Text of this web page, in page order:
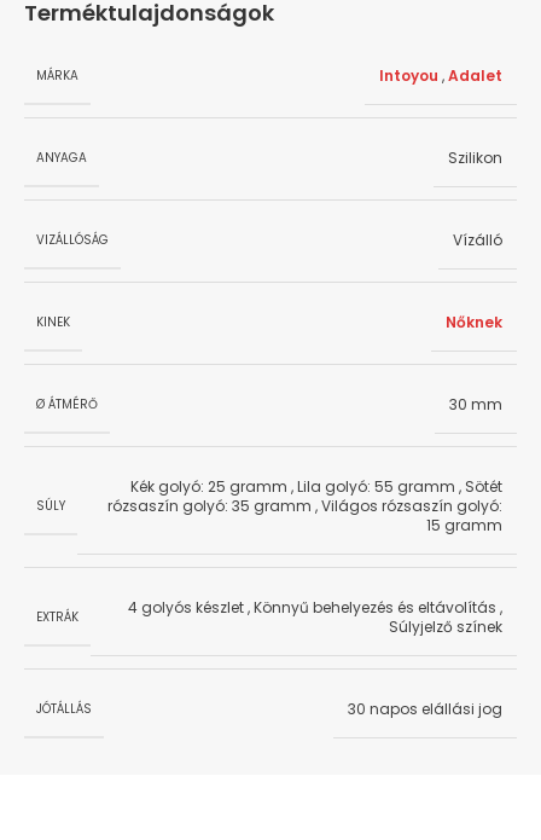
Terméktulajdonságok
MÁRKA Intoyou ,Adalet
ANYAGA Szilikon
VIZÁLLÓSÁG Vízálló
KINEK Nőknek
Ø ÁTMÉRŐ 30 mm
SÚLY
Kék golyó: 25 gramm ,Lila golyó: 55 gramm , Sötét
rózsaszín golyó: 35 gramm ,Világos rózsaszín golyó:
15 gramm
EXTRÁK 4 golyós készlet,Könnyű behelyezés és eltávolítás ,
Súlyjelző színek
JÓTÁLLÁS 30 napos elállási jog